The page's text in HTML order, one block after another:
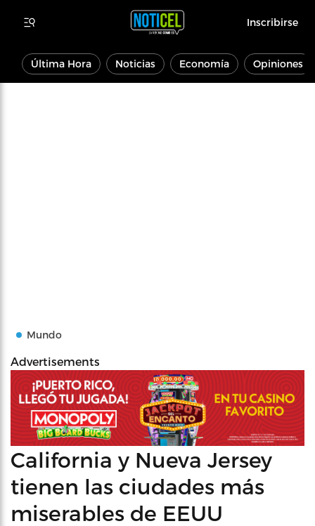
Inscribirse
Última Hora Noticias Economía Opiniones
Mundo
Advertisements
California y Nueva Jersey
tienen las ciudades más
miserables de EEUU